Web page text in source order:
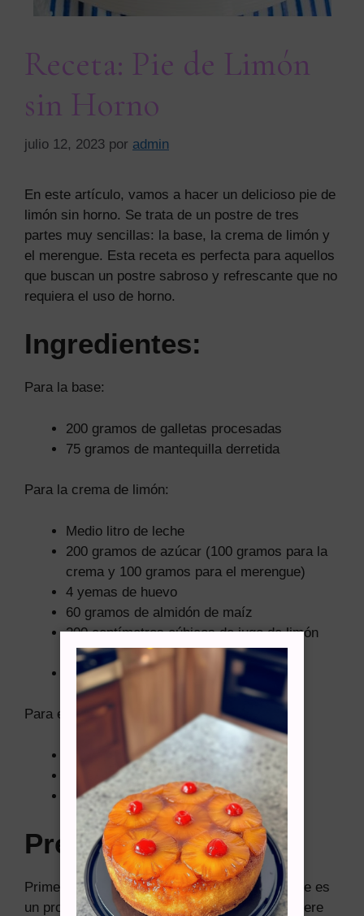
Receta: Pie de Limón
sin Horno
julio 12, 2023 por admin
En este artículo, vamos a hacer un delicioso pie de
limón sin horno. Se trata de un postre de tres
partes muy sencillas: la base, la crema de limón y
el merengue. Esta receta es perfecta para aquellos
que buscan un postre sabroso y refrescante que no
requiera el uso de horno.
Ingredientes:
Para la base:
200 gramos de galletas procesadas
75 gramos de mantequilla derretida
Para la crema de limón:
Medio litro de leche
200 gramos de azúcar (100 gramos para la
crema y 100 gramos para el merengue)
4 yemas de huevo
60 gramos de almidón de maíz
200 centímetros cúbicos de jugo de limón
exprimido
1 cucharada de mantequilla
Para el merengue:
4 claras de huevo
180 gramos de azúcar
70 a 100 centímetros cúbicos de agua
Preparación:
Primero vamos a preparar la base del pie. Este es
un proceso muy sencillo y rápido que no requiere